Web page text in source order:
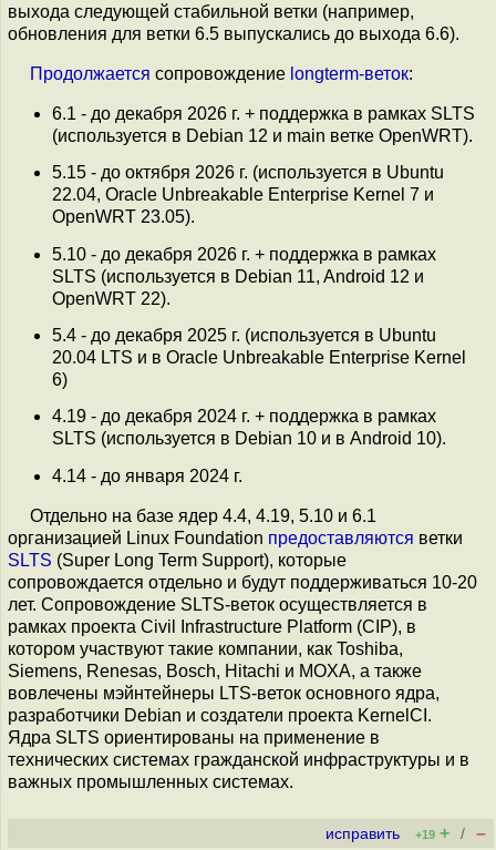
выхода следующей стабильной ветки (например,
обновления для ветки 6.5 выпускались до выхода 6.6).
Продолжается сопровождение longterm-веток:
6.1 - до декабря 2026 г. + поддержка в рамках SLTS
(используется в Debian 12 и main ветке OpenWRT).
5.15 - до октября 2026 г. (используется в Ubuntu
22.04, Oracle Unbreakable Enterprise Kernel 7 и
OpenWRT 23.05).
5.10 - до декабря 2026 г. + поддержка в рамках
SLTS (используется в Debian 11, Android 12 и
OpenWRT 22).
5.4 - до декабря 2025 г. (используется в Ubuntu
20.04 LTS и в Oracle Unbreakable Enterprise Kernel
6)
4.19 - до декабря 2024 г. + поддержка в рамках
SLTS (используется в Debian 10 и в Android 10).
4.14 - до января 2024 г.
Отдельно на базе ядер 4.4, 4.19, 5.10 и 6.1
организацией Linux Foundation предоставляются ветки
SLTS (Super Long Term Support), которые
сопровождается отдельно и будут поддерживаться 10-20
лет. Сопровождение SLTS-веток осуществляется в
рамках проекта Civil Infrastructure Platform (CIP), в
котором участвуют такие компании, как Toshiba,
Siemens, Renesas, Bosch, Hitachi и MOXA, а также
вовлечены мэйнтейнеры LTS-веток основного ядра,
разработчики Debian и создатели проекта KernelCI.
Ядра SLTS ориентированы на применение в
технических системах гражданской инфраструктуры и в
важных промышленных системах.
исправить +19 + / –